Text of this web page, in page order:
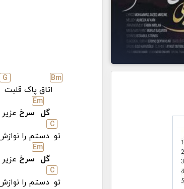
Bm
اتاق پاک قلبت
G
گل
Em
سرخ
تو
C
دستم را
گل
Em
سرخ
تو
C
دستم را